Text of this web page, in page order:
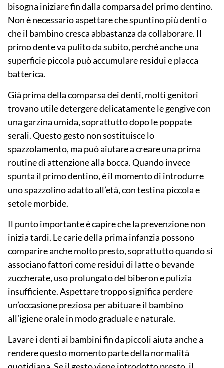
bisogna iniziarefin dalla comparsa del primo dentino.
Non è necessario aspettare che spuntino più denti o
che il bambino cresca abbastanza da collaborare. Il
primo dente va pulito da subito, perché anche una
superficie piccola può accumulare residui e placca
batterica.
Già prima della comparsa dei denti, molti genitori
trovano utile detergere delicatamente le gengive con
una garzina umida, soprattutto dopo le poppate
serali. Questo gesto non sostituisce lo
spazzolamento, ma può aiutare a creare una prima
routine di attenzione alla bocca. Quando invece
spunta il primo dentino, è il momento di introdurre
uno spazzolino adatto all’età, con testina piccola e
setole morbide.
Il punto importante è capire che la prevenzionenon
inizia tardi. Le carie della prima infanzia possono
comparire anche molto presto, soprattutto quando si
associano fattori come residui di latte o bevande
zuccherate, uso prolungato del biberon e pulizia
insufficiente. Aspettare troppo significa perdere
un’occasione preziosa per abituare il bambino
all’igiene orale in modo graduale e naturale.
Lavare i denti ai bambini fin da piccoli aiuta anche a
rendere questo momento parte della normalità